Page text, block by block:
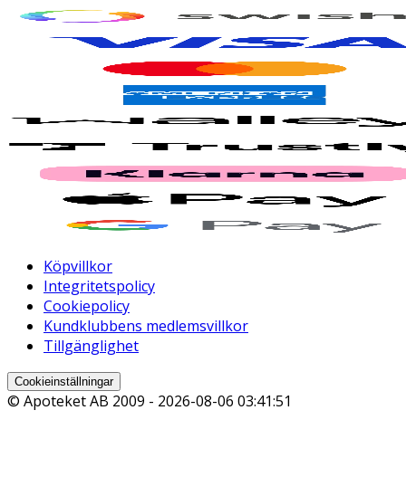
Köpvillkor
Integritetspolicy
Cookiepolicy
Kundklubbens medlemsvillkor
Tillgänglighet
Cookieinställningar
© Apoteket AB 2009 - 2026-08-06 03:41:51